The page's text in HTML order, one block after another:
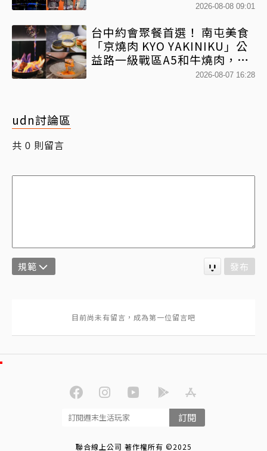
2026-08-08 09:01
台中約會聚餐首選！ 南屯美食
「京燒肉 KYO YAKINIKU」公
益路一級戰區A5和牛燒肉，京
平雙人套餐全程專人代烤2026-08-07 16:28
udn討論區
共 0 則留言
規範 發布
訂閱
聯合線上公司 著作權所有 ©2025